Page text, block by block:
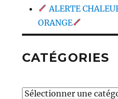
ALERTE
ORANGE
CATÉGORIES
Catégories